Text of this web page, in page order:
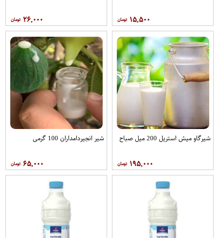
۱۵,۵۰۰ ۲۶,۰۰۰
شیرگاو میش استریل 200 میل صباح
۱۹۵,۰۰۰
شیر انجیردامداران 100 گرمی
۶۵,۰۰۰